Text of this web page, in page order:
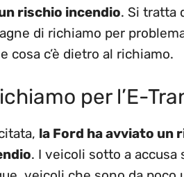
rischio incendio. Si tratta
di richiamo per
cosa c’è dietro al richiamo.
per l’E-
la Ford ha avviato un
. I veicoli sotto a accusa